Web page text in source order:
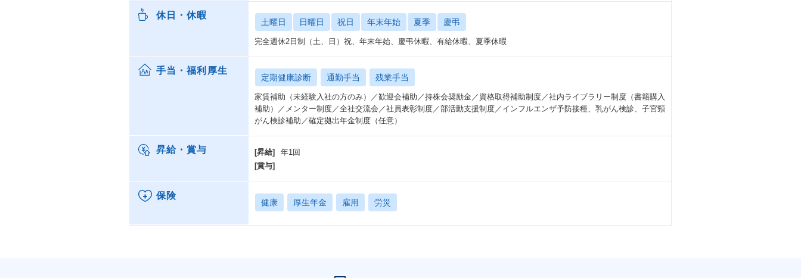
休日・休暇
土曜日 日曜日 祝日 年末年始 夏季 慶弔
完全週休2日制（土、日）祝、年末年始、慶弔休暇、有給休暇、夏季休暇
手当・福利厚生
定期健康診断 通勤手当 残業手当
家賃補助（未経験入社の方のみ）／歓迎会補助／持株会奨励金／資格取得補助制度／社内ライブラリー制度（書籍購入
補助）／メンター制度／全社交流会／社員表彰制度／部活動支援制度／インフルエンザ予防接種、乳がん検診、子宮頸
がん検診補助／確定拠出年金制度（任意）
昇給・賞与 [昇給]
年1回
[賞与]
保険
健康 厚生年金 雇用 労災